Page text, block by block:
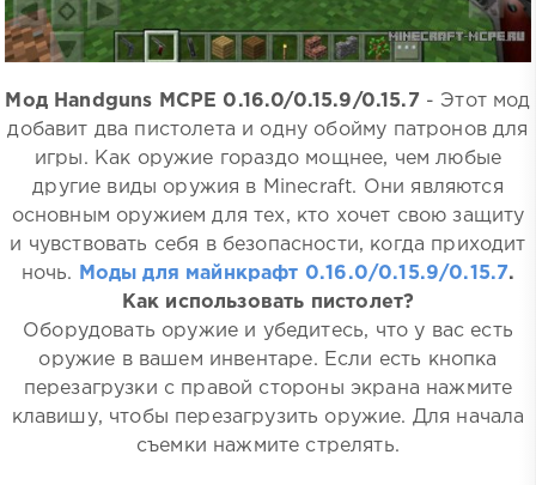
Мод Handguns MCPE 0.16.0/0.15.9/0.15.7 - Этот мод
добавит два пистолета и одну обойму патронов для
игры. Как оружие гораздо мощнее, чем любые
другие виды оружия в Minecraft. Они являются
основным оружием для тех, кто хочет свою защиту
и чувствовать себя в безопасности, когда приходит
ночь.
Моды для майнкрафт 0.16.0/0.15.9/0.15.7.
Как использовать пистолет?
Оборудовать оружие и убедитесь, что у вас есть
оружие в вашем инвентаре. Если есть кнопка
перезагрузки с правой стороны экрана нажмите
клавишу, чтобы перезагрузить оружие. Для начала
съемки нажмите стрелять.